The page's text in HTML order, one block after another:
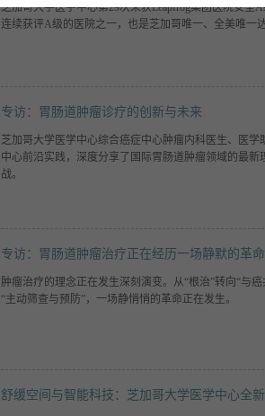
芝加哥大学医学中心第29次荣获Leapfrog集团医院安全
连续获评A级的医院之一，也是芝加哥唯一、全美唯一
专访：胃肠道肿瘤诊疗的创新与未来
芝加哥大学医学中心综合癌症中心肿瘤内科医生、医学
中心前沿实践，深度分享了国际胃肠道肿瘤领域的最
战。
专访：胃肠道肿瘤治疗正在经历一场静默的革命
肿瘤治疗的理念正在发生深刻演变。从“根治”转向“与
“主动筛查与预防”，一场静悄悄的革命正在发生。
舒缓空间与智能科技：芝加哥大学医学中心全